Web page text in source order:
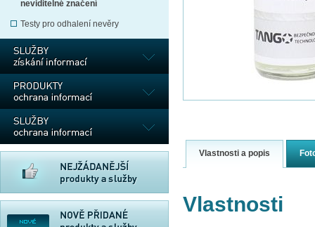
neviditelné značení
Testy pro odhalení nevěry
Vlastnosti a popis
Vlastnosti